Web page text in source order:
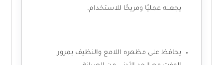
يجعله عمليًا ومريحًا للاستخدام.
يحافظ على مظهره اللامع والنظيف بمرور